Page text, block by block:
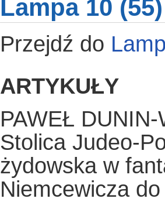
Lampa 10
Przejdź do
ARTYKUŁY
PAWEŁ
Stolica Judeo-
żydowska w
Niemcewicza